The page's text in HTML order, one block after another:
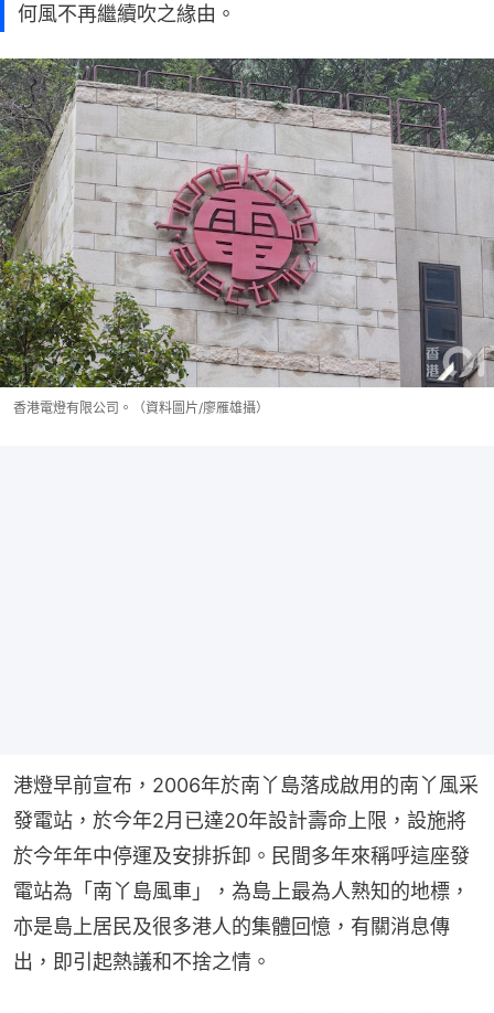
何風不再繼續吹之緣由。
香港電燈有限公司。（資料圖片/廖雁雄攝）
港燈早前宣布，2006年於南丫島落成啟用的南丫風采
發電站，於今年2月已達20年設計壽命上限，設施將
於今年年中停運及安排拆卸。民間多年來稱呼這座發
電站為「南丫島風車」，為島上最為人熟知的地標，
亦是島上居民及很多港人的集體回憶，有關消息傳
出，即引起熱議和不捨之情。